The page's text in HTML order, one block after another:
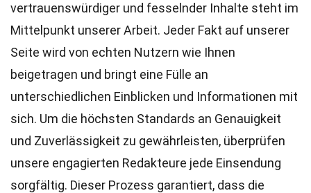
vertrauenswürdiger und fesselnder Inhalte steht im
Mittelpunkt unserer Arbeit. Jeder Fakt auf unserer
Seite wird von echten Nutzern wie Ihnen
beigetragen und bringt eine Fülle an
unterschiedlichen Einblicken und Informationen mit
sich. Um die höchsten Standards an Genauigkeit
und Zuverlässigkeit zu gewährleisten, überprüfen
unsere engagierten Redakteure jede Einsendung
sorgfältig. Dieser Prozess garantiert, dass die